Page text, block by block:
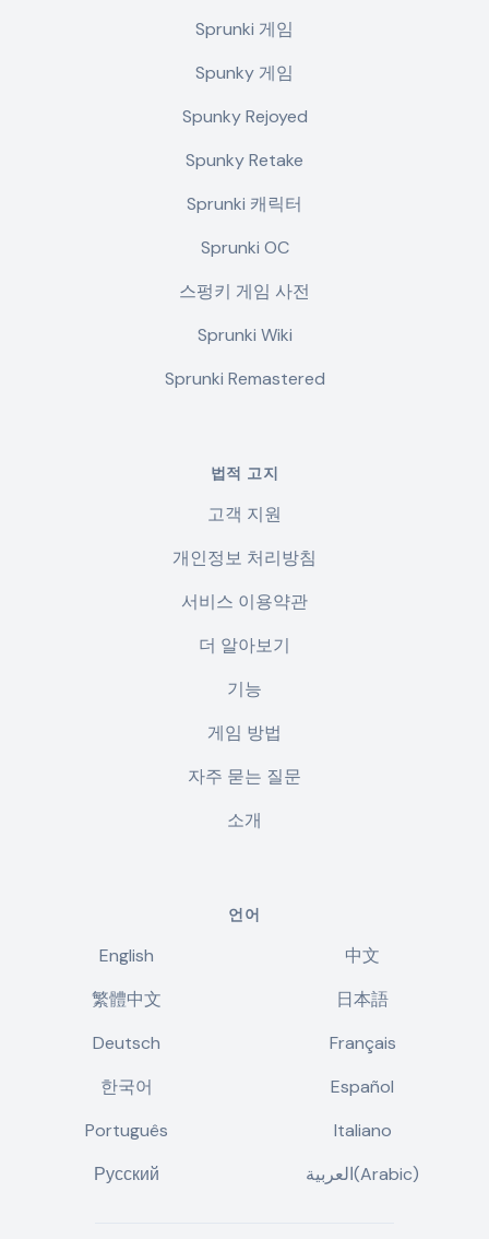
Sprunki 게임
Spunky 게임
Spunky Rejoyed
Spunky Retake
Sprunki 캐릭터
Sprunki OC
스펑키 게임 사전
Sprunki Wiki
Sprunki Remastered
법적 고지
고객 지원
개인정보 처리방침
서비스 이용약관
더 알아보기
기능
게임 방법
자주 묻는 질문
소개
언어
English
中文
繁體中文
日本語
Deutsch
Français
한국어
Español
Português
Italiano
Русский
العربية(Arabic)